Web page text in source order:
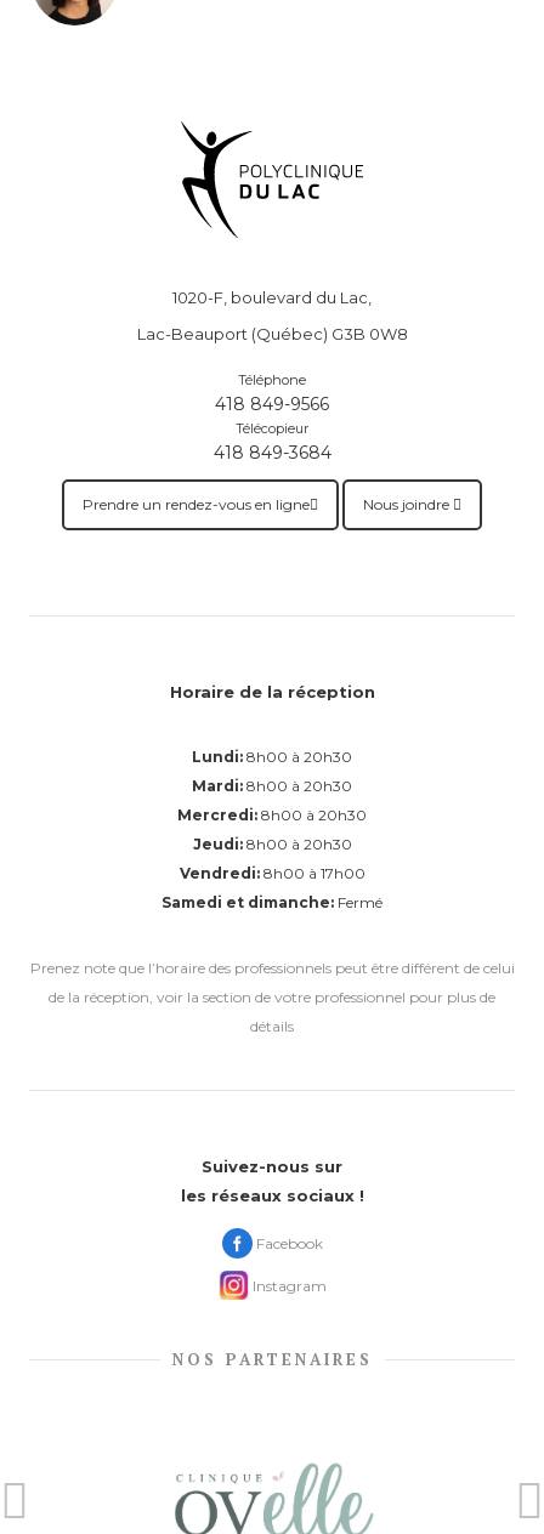
1020-F, boulevard du Lac,
Lac-Beauport (Québec) G3B 0W8
Téléphone
418 849-9566
Télécopieur
418 849-3684
Prendre un rendez-vous en ligne Nous joindre
Horaire de la réception
Lundi: 8h00 à 20h30
Mardi: 8h00 à 20h30
Mercredi: 8h00 à 20h30
Jeudi: 8h00 à 20h30
Vendredi: 8h00 à 17h00
Samedi et dimanche: Fermé
Prenez note que l’horaire des professionnels peut être différent de celui
de la réception, voir la section de votre professionnel pour plus de
détails
Suivez-nous sur
les réseaux sociaux !
Facebook
Instagram
NOS PARTENAIRES